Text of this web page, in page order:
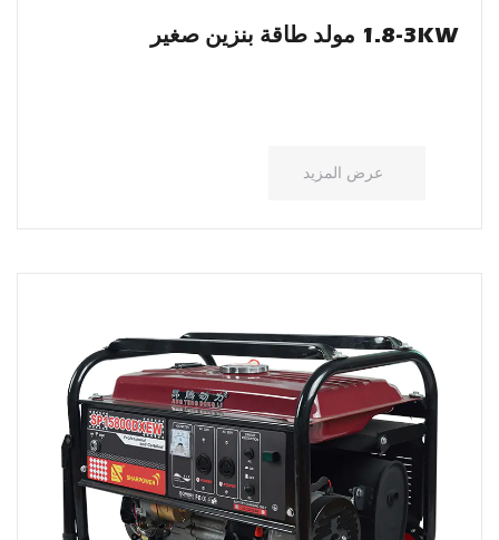
1.8-3KW مولد طاقة بنزين صغير
عرض المزيد